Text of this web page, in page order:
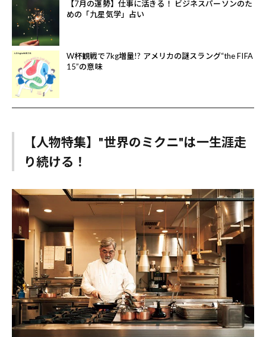
【7月の運勢】仕事に活きる！ ビジネスパーソンのた
めの「九星気学」占い
W杯観戦で7kg増量!? アメリカの謎スラング“the FIFA
15”の意味
【人物特集】"世界のミクニ"は一生涯走
り続ける！